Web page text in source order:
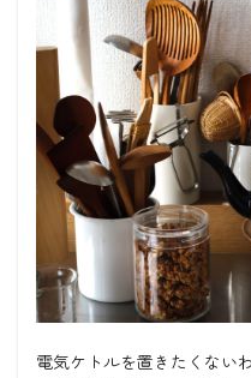
電気ケトルを置きたくない